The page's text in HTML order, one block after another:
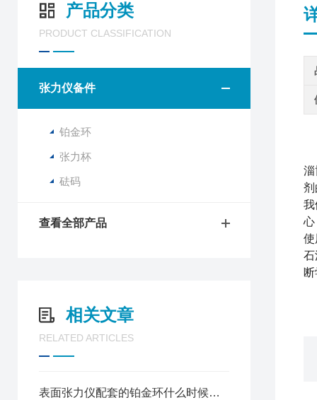
产品分类
PRODUCT CLASSIFICATION
张力仪备件
铂金环
张力杯
砝码
查看全部产品
相关文章
RELATED ARTICLES
表面张力仪配套的铂金环什么时候需要更换？
淄
剂
我
心
使
石